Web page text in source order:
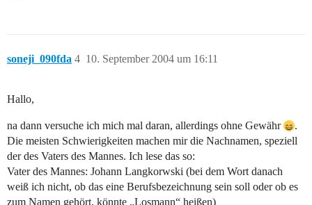
soneji_090fda 10. September 2004 um 16:11
4
Hallo,
na dann versuche ich mich mal daran, allerdings ohne Gewähr
.
Die meisten Schwierigkeiten machen mir die Nachnamen, speziell
der des Vaters des Mannes. Ich lese das so:
Vater des Mannes: Johann Langkorwski (bei dem Wort danach
weiß ich nicht, ob das eine Berufsbezeichnung sein soll oder ob es
zum Namen gehört, könnte „Losmann“ heißen)